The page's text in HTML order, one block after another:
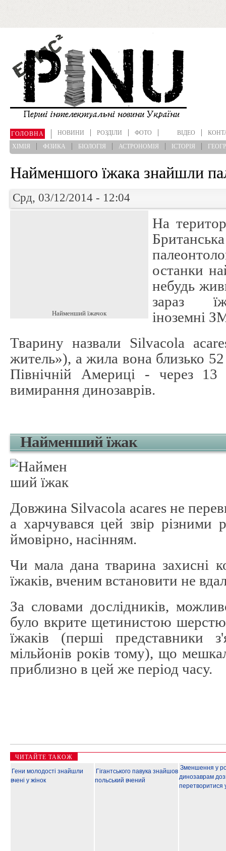
Перейти до основного матеріалу
ГОЛОВНА НОВИНИ
РОЗДІЛИ
ХІМІЯ
ФІЗИКА БІОЛОГІЯ АСТРОНОМІЯ ІСТОРІЯ
ФОТО ВІДЕО
Найменшого їжака знайшли
Срд, 03/12/2014 - 12:04
Найменший їжачок
На
останки
небудь
зараз
іноземні
Тварину назвали Silvacola
житель»), а жила вона близько
Північній Америці - через 13
вимирання динозаврів.
Найменший їжак
Довжина Silvacola acares не
а харчувався цей звір різними
ймовірно, насінням.
Чи мала дана тварина захисні
їжаків, вченим встановити не
За словами дослідників,
було вкрите щетинистою
їжаків (перші представники
мільйонів років тому), що
приблизно в цей же період часу.
ЧИТАЙТЕ ТАКОЖ
Гени молодості знайшли
вчені у жінок
Гігантського павука знайшов
польський вчений
Зменшення у
динозаврам
перетворитися